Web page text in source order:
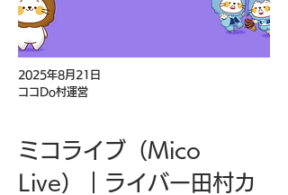
2025年8月21日
ココDo村運営
ミコライブ（Mico
Live）｜ライバー田村カ